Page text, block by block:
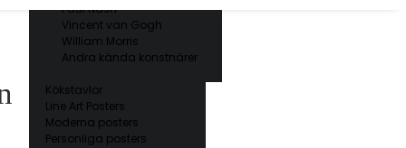
Paul Nash
Vincent van Gogh
William Morris
Andra kända konstnärer
Kökstavlor
Line Art Posters
Moderna posters
Personliga posters